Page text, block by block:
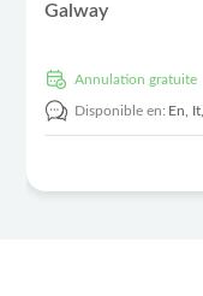
Galway
Annulation gratuite
Disponible en: En, It,